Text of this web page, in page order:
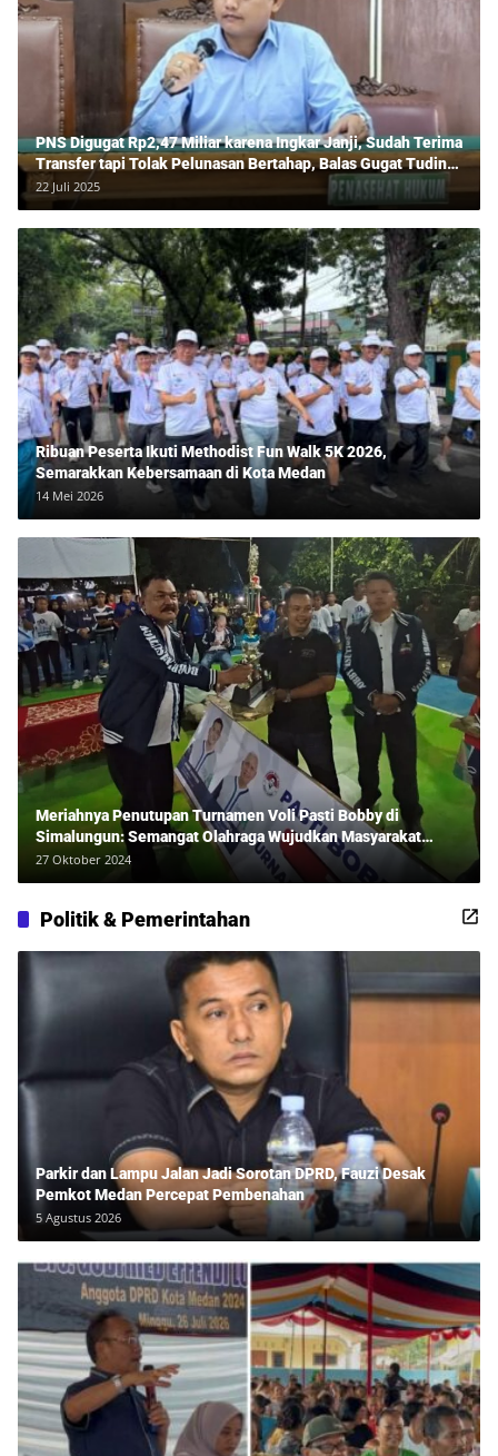
PNS Digugat Rp2,47 Miliar karena Ingkar Janji, Sudah Terima
Transfer tapi Tolak Pelunasan Bertahap, Balas Gugat Tuding
Lawan Tipu Rp850 Juta
22 Juli 2025
Ribuan Peserta Ikuti Methodist Fun Walk 5K 2026,
Semarakkan Kebersamaan di Kota Medan
14 Mei 2026
Meriahnya Penutupan Turnamen Voli Pasti Bobby di
Simalungun: Semangat Olahraga Wujudkan Masyarakat
Sehat Bersama Erwan Rozadi dan Ribuan Penonton!
27 Oktober 2024
Politik & Pemerintahan
Parkir dan Lampu Jalan Jadi Sorotan DPRD, Fauzi Desak
Pemkot Medan Percepat Pembenahan
5 Agustus 2026